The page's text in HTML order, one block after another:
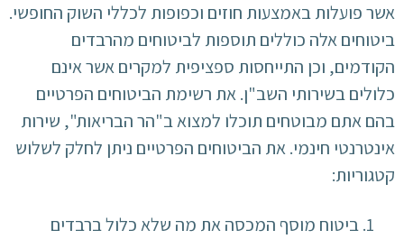
אשר פועלות באמצעות חוזים וכפופות לכללי השוק החופשי.
ביטוחים אלה כוללים תוספות לביטוחים מהרבדים
הקודמים, וכן התייחסות ספציפית למקרים אשר אינם
כלולים בשירותי השב"ן. את רשימת הביטוחים הפרטיים
בהם אתם מבוטחים תוכלו למצוא ב"הר הבריאות", שירות
אינטרנטי חינמי. את הביטוחים הפרטיים ניתן לחלק לשלוש
קטגוריות:
ביטוח מוסף המכסה את מה שלא כלול ברבדים